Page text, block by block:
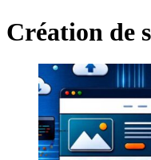
Création de